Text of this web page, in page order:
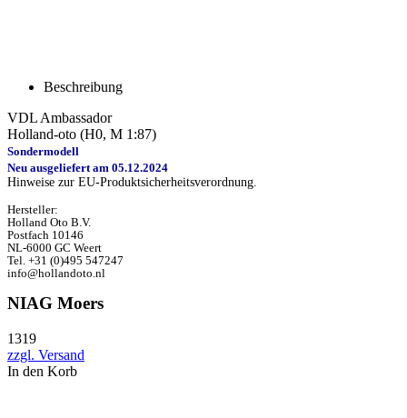
Beschreibung
VDL Ambassador
Holland-oto (H0, M 1:87)
Sondermodell
Neu ausgeliefert am 05.12.2024
Hinweise zur EU-Produktsicherheitsverordnung.
Hersteller:
Holland Oto B.V.
Postfach 10146
NL-6000 GC Weert
Tel. +31 (0)495 547247
info@hollandoto.nl
NIAG Moers
1319
zzgl. Versand
In den Korb